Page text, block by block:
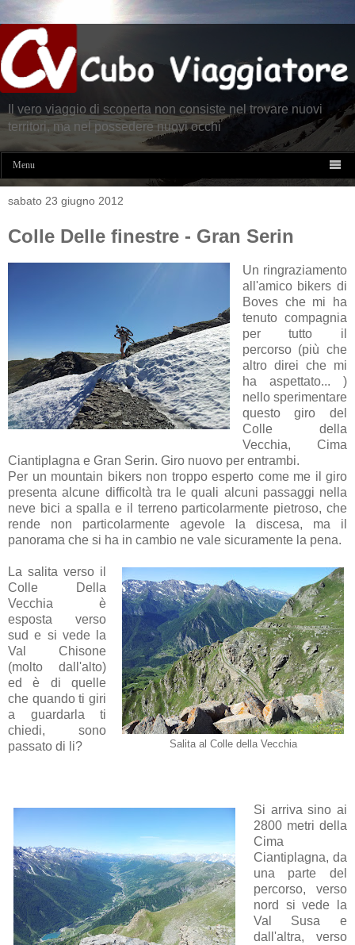
Il vero viaggio di scoperta non consiste nel trovare nuovi
territori, ma nel possedere nuovi occhi
Menu 
sabato 23 giugno 2012
Colle Delle finestre - Gran Serin
Un ringraziamento
all'amico bikers di
Boves che mi ha
tenuto compagnia
per tutto il
percorso (più che
altro direi che mi
ha aspettato... )
nello sperimentare
questo giro del
Colle della
Vecchia, Cima
Ciantiplagna e Gran Serin. Giro nuovo per entrambi.
Per un mountain bikers non troppo esperto come me il giro
presenta alcune difficoltà tra le quali alcuni passaggi nella
neve bici a spalla e il terreno particolarmente pietroso, che
rende non particolarmente agevole la discesa, ma il
panorama che si ha in cambio ne vale sicuramente la pena.
Salita al Colle della Vecchia
La salita verso il
Colle Della
Vecchia è
esposta verso
sud e si vede la
Val Chisone
(molto dall'alto)
ed è di quelle
che quando ti giri
a guardarla ti
chiedi, sono
passato di li?
Si arriva sino ai
2800 metri della
Cima
Ciantiplagna, da
una parte del
percorso, verso
nord si vede la
Val Susa e
dall'altra, verso